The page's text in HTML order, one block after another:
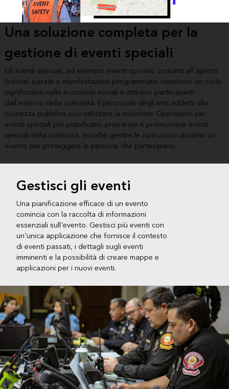
Una soluzione completa per la
gestione di eventi speciali
Gli eventi speciali, ad esempio eventi sportivi, concerti all'aperto,
festival, parate e manifestazioni programmate, rivestono un ruolo
significativo nelle economie sociali e attirano partecipanti
dall'esterno della comunità. Il personale degli enti addetti alla
sicurezza pubblica può utilizzare la soluzione Operazioni per
eventi speciali per pianificare, preparare e promuovere eventi
speciali nella comunità, nonché gestire le operazioni durante un
evento per proteggere le persone che partecipano.
Gestisci gli eventi
Una pianificazione efficace di un evento
comincia con la raccolta di informazioni
essenziali sull'evento. Gestisci più eventi con
un'unica applicazione che fornisce il contesto
di eventi passati, i dettagli sugli eventi
imminenti e la possibilità di creare mappe e
applicazioni per i nuovi eventi.